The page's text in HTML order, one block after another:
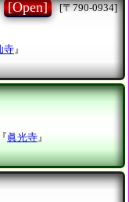
[Open]
[〒790-0934]
寺 』
眞光寺 』